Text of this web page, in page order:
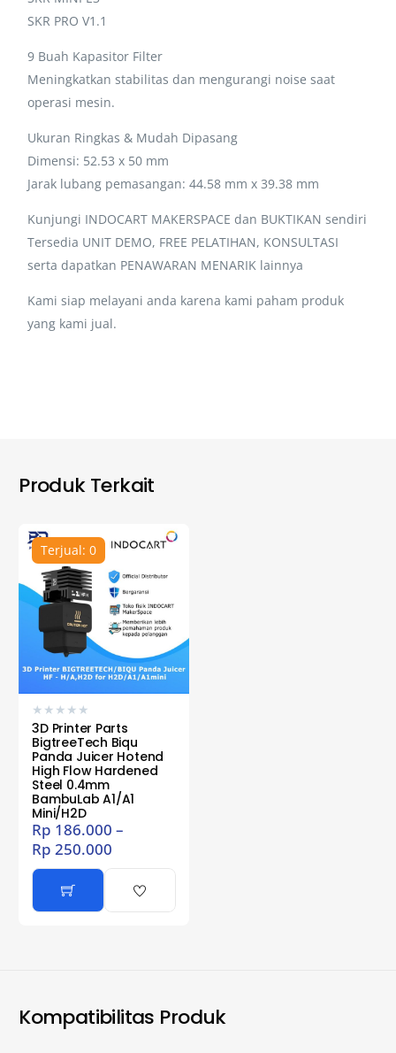
SKR PRO V1.1
9 Buah Kapasitor Filter
Meningkatkan stabilitas dan mengurangi noise saat
operasi mesin.
Ukuran Ringkas & Mudah Dipasang
Dimensi: 52.53 x 50 mm
Jarak lubang pemasangan: 44.58 mm x 39.38 mm
Kunjungi INDOCART MAKERSPACE dan BUKTIKAN sendiri
Tersedia UNIT DEMO, FREE PELATIHAN, KONSULTASI
serta dapatkan PENAWARAN MENARIK lainnya
Kami siap melayani anda karena kami paham produk
yang kami jual.
Produk Terkait
Terjual: 0
★ ★ ★ ★ ★
3D Printer Parts
BigtreeTech Biqu
Panda Juicer Hotend
High Flow Hardened
Steel 0.4mm
BambuLab A1/A1
Mini/H2D
Rp 186.000 –
Rp 250.000
Kompatibilitas Produk